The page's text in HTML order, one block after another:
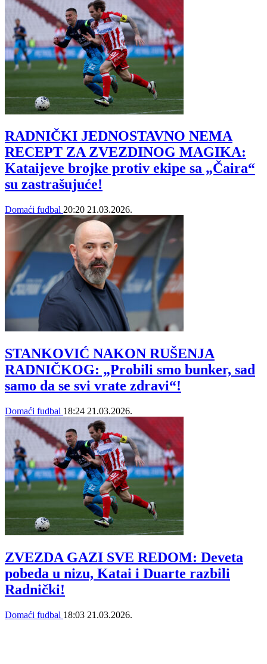
RADNIČKI JEDNOSTAVNO NEMA
RECEPT ZA ZVEZDINOG MAGIKA:
Kataijeve brojke protiv ekipe sa „Čaira“
su zastrašujuće!
Domaći fudbal 20:20 21.03.2026.
STANKOVIĆ NAKON RUŠENJA
RADNIČKOG: „Probili smo bunker, sad
samo da se svi vrate zdravi“!
Domaći fudbal 18:24 21.03.2026.
ZVEZDA GAZI SVE REDOM: Deveta
pobeda u nizu, Katai i Duarte razbili
Radnički!
Domaći fudbal 18:03 21.03.2026.